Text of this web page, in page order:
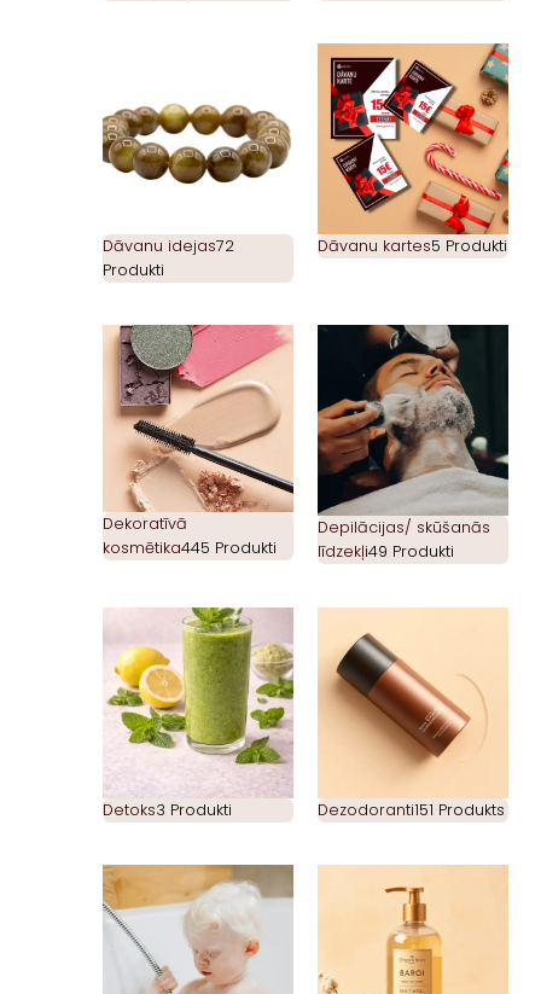
Dāvanu idejas72
Produkti
Dāvanu kartes5 Produkti
Dekoratīvā
kosmētika445 Produkti
Depilācijas/ skūšanās
līdzekļi49 Produkti
Detoks3 Produkti Dezodoranti151 Produkts